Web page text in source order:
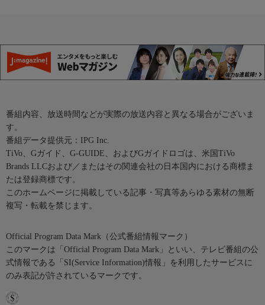
番組内容、放送時間などが実際の放送内容と異なる場合がございま
す。
番組データ提供元：IPG Inc.
TiVo、Gガイド、G-GUIDE、およびGガイドロゴは、米国TiVo
Brands LLCおよび／またはその関連会社の日本国内における商標ま
たは登録商標です。
このホームページに掲載している記事・写真等あらゆる素材の無断
複写・転載を禁じます。
Official Program Data Mark（公式番組情報マーク）
このマークは「Official Program Data Mark」といい、テレビ番組の公
式情報である「SI(Service Information)情報」を利用したサービスに
のみ表記が許されているマークです。